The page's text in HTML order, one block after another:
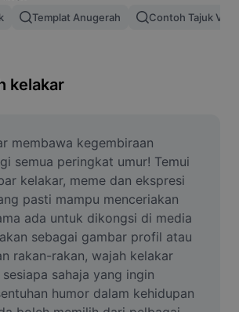
Templat Anugerah Contoh Tajuk
kelakar
membawa kegembiraan
semua peringkat umur! Temui
kelakar, meme dan ekspresi
pasti mampu menceriakan
ada untuk dikongsi di media
sebagai gambar profil atau
rakan-rakan, wajah kelakar
sahaja yang ingin
humor dalam kehidupan